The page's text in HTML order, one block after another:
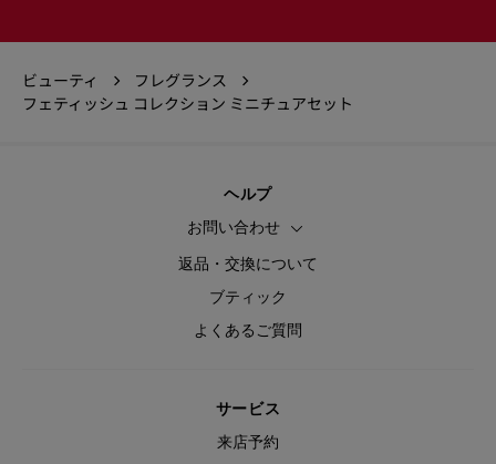
ビューティ
フレグランス
フェティッシュ コレクション ミニチュアセット
ヘルプ
お問い合わせ
返品・交換について
ブティック
よくあるご質問
サービス
来店予約